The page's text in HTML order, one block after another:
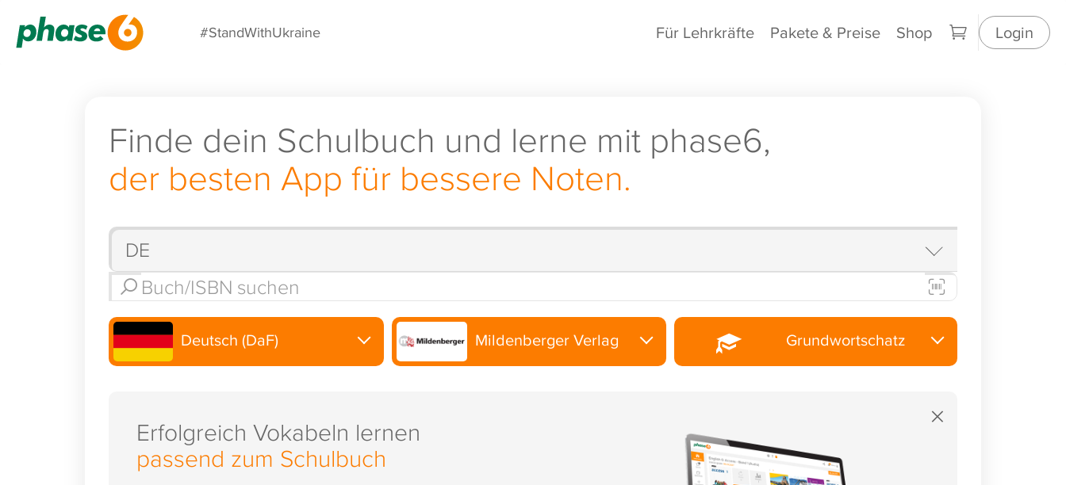
#StandWithUkraine Für Lehrkräfte Pakete & Preise Shop Login
Finde dein Schulbuch und lerne mit phase6,
der besten App für bessere Noten.
Deutsch (DaF) Mildenberger Verlag Grundwortschatz
×
Erfolgreich Vokabeln lernen
passend zum Schulbuch